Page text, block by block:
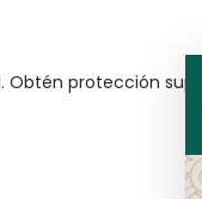
Obtén protección